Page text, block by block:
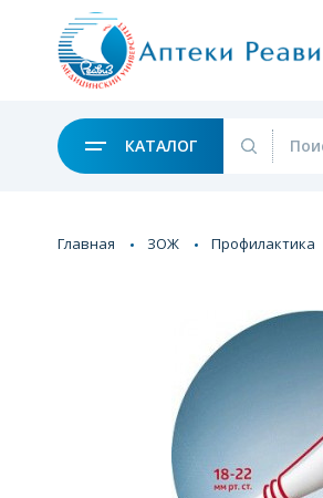
КАТАЛОГ
Главная ЗОЖ Профилактика